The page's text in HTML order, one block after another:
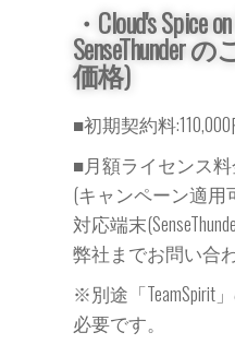
・Cloud's Spice
SenseThunder
価格)
■初期契約料
■月額ライセンス料
(キャンペーン適用
対応端末
弊社までお問い合
※別途「TeamSpirit
必要です。